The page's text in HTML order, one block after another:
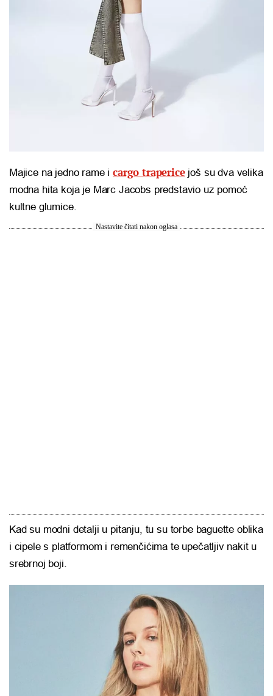
Majice na jedno rame icargo trapericejoš su dva velika
modna hita koja je Marc Jacobs predstavio uz pomoć
kultne glumice.
Nastavite čitati nakon oglasa
Kad su modni detalji u pitanju, tu su torbe baguette oblika
i cipele s platformom i remenčićima te upečatljiv nakit u
srebrnoj boji.